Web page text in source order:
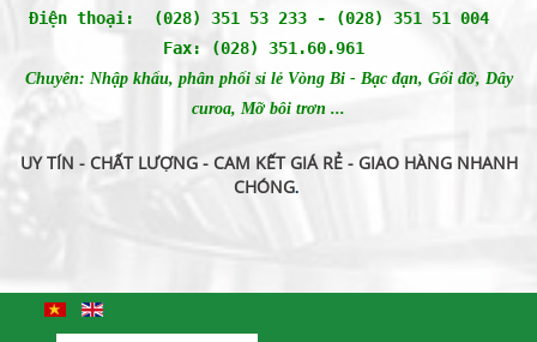
Điện thoại: (028) 351 53 233 - (028) 351 51 004
Fax: (028) 351.60.961
Chuyên: Nhập khẩu, phân phối sỉ lẻ Vòng Bi - Bạc đạn, Gối đỡ, Dây
curoa, Mỡ bôi trơn ...
UY TÍN - CHẤT LƯỢNG - CAM KẾT GIÁ RẺ - GIAO HÀNG NHANH
CHÓNG.